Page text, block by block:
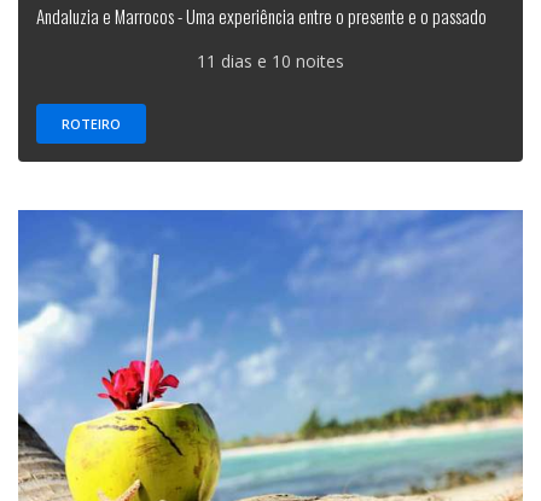
Andaluzia e Marrocos - Uma experiência entre o presente e o passado
11 dias e 10 noites
ROTEIRO